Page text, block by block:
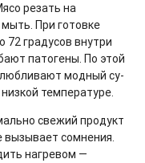
резать на
При готовке
градусов внутри
патогены. По этой
модный су-
температуре.
свежий продукт
вызывает сомнения.
нагревом —